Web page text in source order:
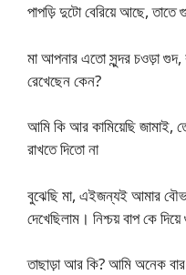
পাপড়ি দুটো বেরিয়ে আছে,
মা আপনার এতো সুন্দর চওড়া
রেখেছেন কেন?
আমি কি আর কামিয়েছি জামাই,
রাখতে দিতো না
বুঝেছি মা, এইজন্যই আমার
দেখেছিলাম। নিশ্চয় বাপ কে
তাছাড়া আর কি? আমি অনেক বার